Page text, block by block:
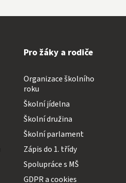
Pro žáky a rodiče
Organizace školního
roku
Školní jídelna
Školní družina
Školní parlament
Zápis do 1. třídy
Spolupráce s MŠ
GDPR a cookies